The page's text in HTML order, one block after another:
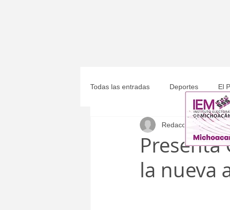
Todas las entradas Deportes El
Michoacán Municipales
Presenta
la nueva
Redacción 18 sept